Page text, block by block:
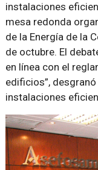
instalaciones
mesa redonda
de la Energía de la
de octubre. El
en línea con el
edificios”,
instalaciones